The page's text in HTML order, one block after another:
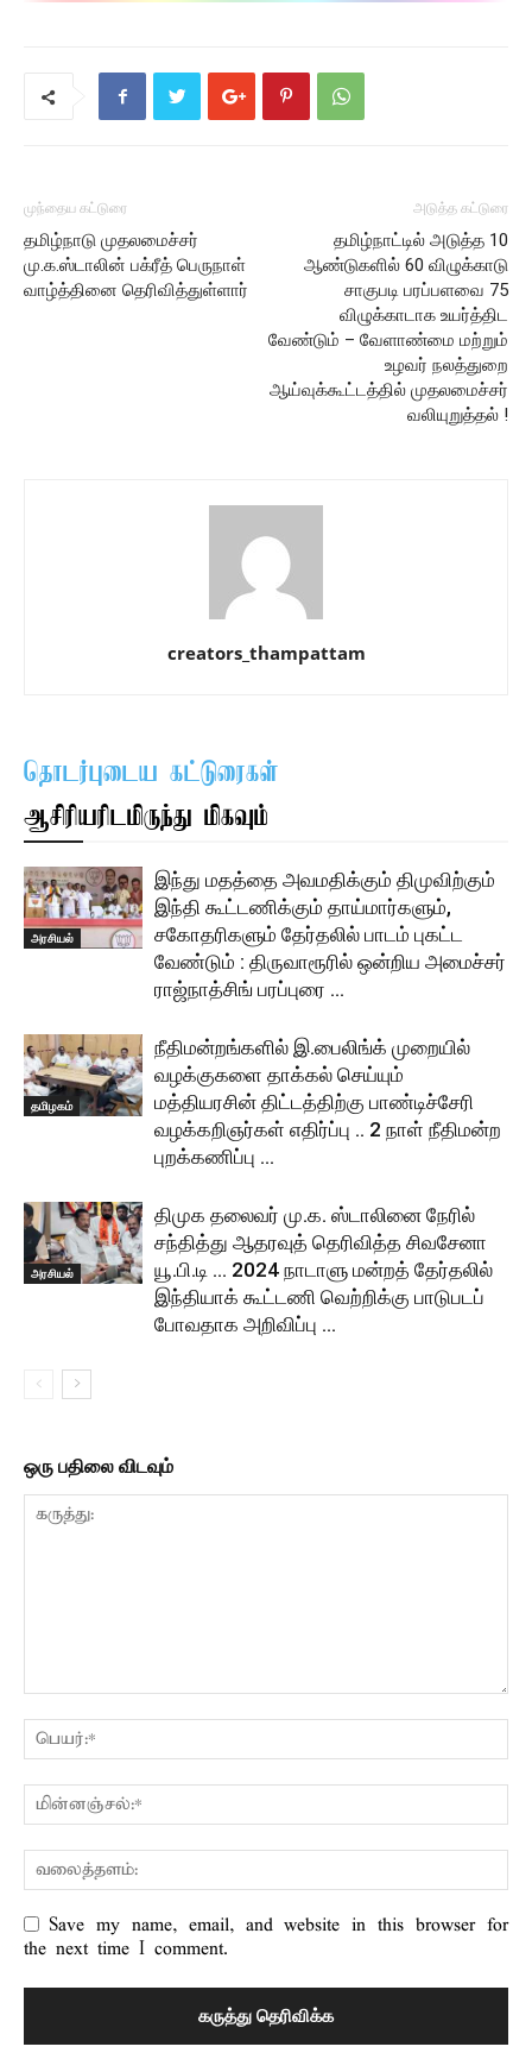
முந்தைய கட்டுரை
தமிழ்நாடு முதலமைச்சர்
மு.க.ஸ்டாலின் பக்ரீத் பெருநாள்
வாழ்த்தினை தெரிவித்துள்ளார்
அடுத்த கட்டுரை
தமிழ்நாட்டில் அடுத்த 10
ஆண்டுகளில் 60 விழுக்காடு
சாகுபடி பரப்பளவை 75
விழுக்காடாக உயர்த்திட
வேண்டும் – வேளாண்மை மற்றும்
உழவர் நலத்துறை
ஆய்வுக்கூட்டத்தில் முதலமைச்சர்
வலியுறுத்தல் !
creators_thampattam
தொடர்புடைய கட்டுரைகள்
ஆசிரியரிடமிருந்து மிகவும்
அரசியல்
இந்து மதத்தை அவமதிக்கும் திமுவிற்கும்
இந்தி கூட்டணிக்கும் தாய்மார்களும்,
சகோதரிகளும் தேர்தலில் பாடம் புகட்ட
வேண்டும் : திருவாரூரில் ஒன்றிய அமைச்சர்
ராஜ்நாத்சிங் பரப்புரை …
தமிழகம்
நீதிமன்றங்களில் இ.பைலிங்க் முறையில்
வழக்குகளை தாக்கல் செய்யும்
மத்தியரசின் திட்டத்திற்கு பாண்டிச்சேரி
வழக்கறிஞர்கள் எதிர்ப்பு .. 2 நாள் நீதிமன்ற
புறக்கணிப்பு …
அரசியல்
திமுக தலைவர் மு.க. ஸ்டாலினை நேரில்
சந்தித்து ஆதரவுத் தெரிவித்த சிவசேனா
யூ.பி.டி … 2024 நாடாளு மன்றத் தேர்தலில்
இந்தியாக் கூட்டணி வெற்றிக்கு பாடுபடப்
போவதாக அறிவிப்பு …
ஒரு பதிலை விடவும்
Save my name, email, and website in this browser for
the next time I comment.